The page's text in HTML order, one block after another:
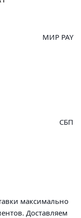
МИР PAY
СБП
максимально
Доставляем